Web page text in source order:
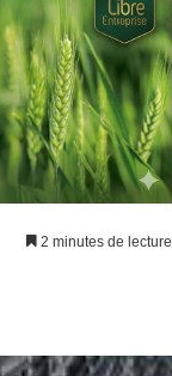
2 minutes de lecture